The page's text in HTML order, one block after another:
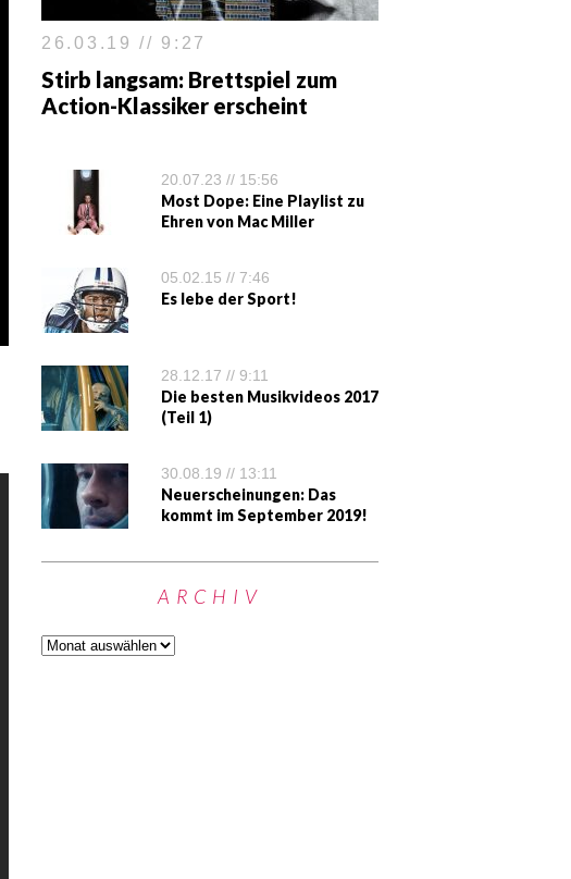
26.03.19 // 9:27
Stirb langsam: Brettspiel zum
Action-Klassiker erscheint
20.07.23 // 15:56
Most Dope: Eine Playlist zu
Ehren von Mac Miller
05.02.15 // 7:46
Es lebe der Sport!
28.12.17 // 9:11
Die besten Musikvideos 2017
(Teil 1)
30.08.19 // 13:11
Neuerscheinungen: Das
kommt im September 2019!
ARCHIV